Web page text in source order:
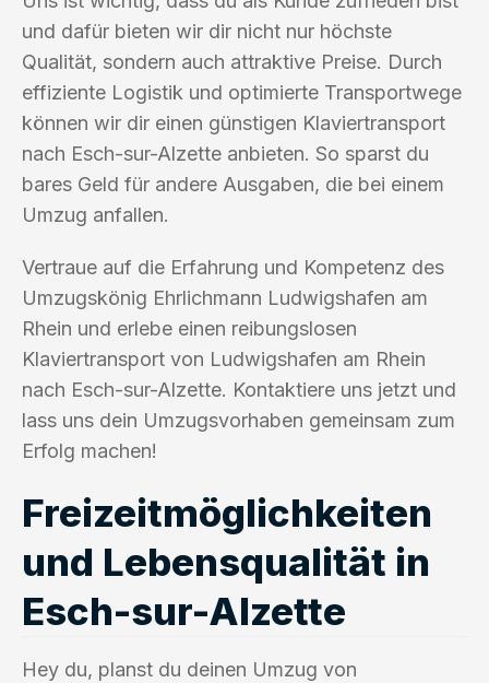
und dafür bieten wir dir nicht nur höchste
Qualität, sondern auch attraktive Preise. Durch
effiziente Logistik und optimierte Transportwege
können wir dir einen günstigen Klaviertransport
nach Esch-sur-Alzette anbieten. So sparst du
bares Geld für andere Ausgaben, die bei einem
Umzug anfallen.
Vertraue auf die Erfahrung und Kompetenz des
Umzugskönig Ehrlichmann Ludwigshafen am
Rhein und erlebe einen reibungslosen
Klaviertransport von Ludwigshafen am Rhein
nach Esch-sur-Alzette. Kontaktiere uns jetzt und
lass uns dein Umzugsvorhaben gemeinsam zum
Erfolg machen!
Freizeitmöglichkeiten
und Lebensqualität in
Esch-sur-Alzette
Hey du, planst du deinen Umzug von